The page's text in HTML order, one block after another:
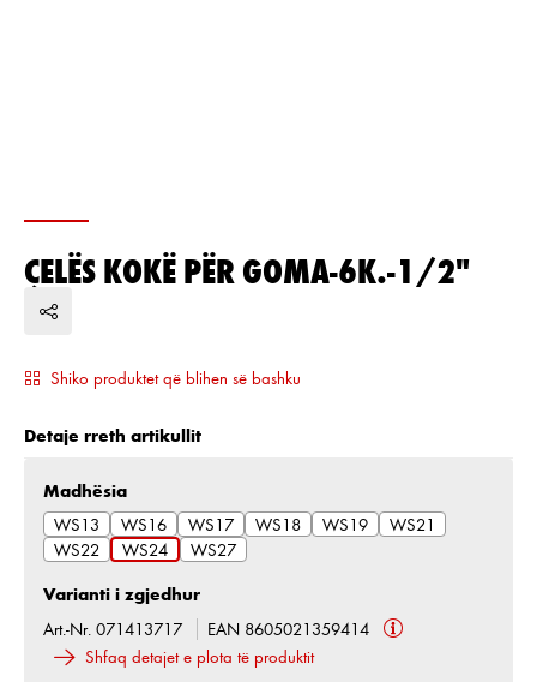
ÇELËS KOKË PËR GOMA-6K.-1/2"
Shiko produktet që blihen së bashku
Detaje rreth artikullit
Zgjidh
Madhësia
WS13
WS16 WS17 WS18 WS19
WS21
WS22
WS24 WS27
Varianti i zgjedhur
Art.-Nr. 071413717
EAN 8605021359414
Shfaq detajet e plota të produktit